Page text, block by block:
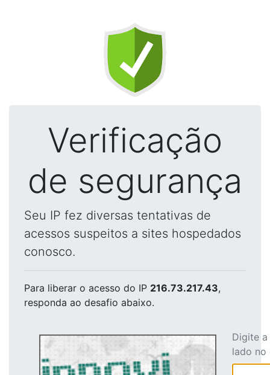
Verificação
de segurança
Seu IP fez diversas tentativas de
acessos suspeitos a sites hospedados
conosco.
Para liberar o acesso do IP 216.73.217.43,
responda ao desafio abaixo.
Digite
lado no